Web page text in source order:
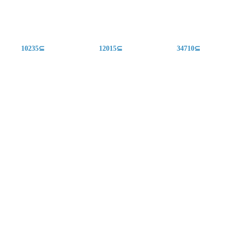
10235⊆ 12015⊆ 34710⊆